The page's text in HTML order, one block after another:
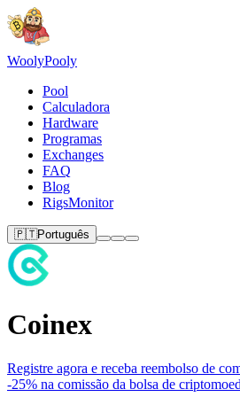
WoolyPooly
Pool
Calculadora
Hardware
Programas
Exchanges
FAQ
Blog
RigsMonitor
🇵🇹Português
Coinex
Registre agora e receba reembolso de
-25% na comissão da bolsa de